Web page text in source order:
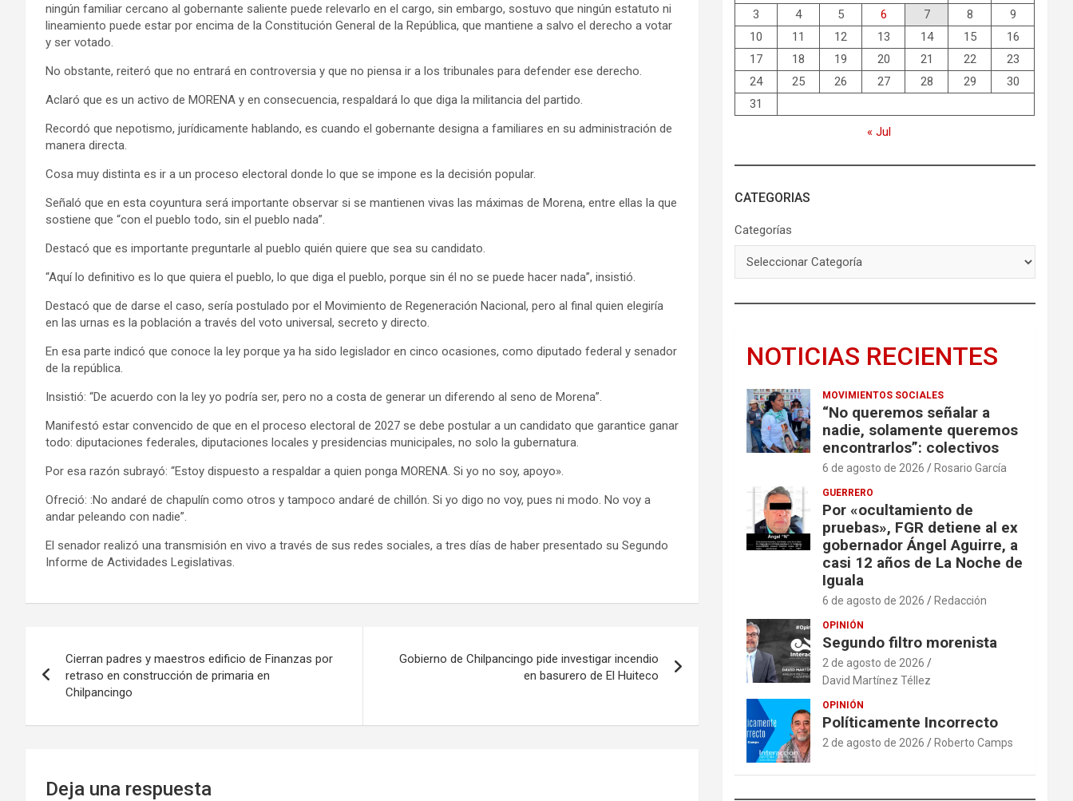
ningún familiar cercano al gobernante saliente puede relevarlo en el cargo, sin embargo, sostuvo que ningún estatuto ni
lineamiento puede estar por encima de la Constitución General de la República, que mantiene a salvo el derecho a votar
y ser votado.
No obstante, reiteró que no entrará en controversia y que no piensa ir a los tribunales para defender ese derecho.
Aclaró que es un activo de MORENA y en consecuencia, respaldará lo que diga la militancia del partido.
Recordó que nepotismo, jurídicamente hablando, es cuando el gobernante designa a familiares en su administración de
manera directa.
Cosa muy distinta es ir a un proceso electoral donde lo que se impone es la decisión popular.
Señaló que en esta coyuntura será importante observar si se mantienen vivas las máximas de Morena, entre ellas la que
sostiene que “con el pueblo todo, sin el pueblo nada”.
Destacó que es importante preguntarle al pueblo quién quiere que sea su candidato.
“Aquí lo definitivo es lo que quiera el pueblo, lo que diga el pueblo, porque sin él no se puede hacer nada”, insistió.
Destacó que de darse el caso, sería postulado por el Movimiento de Regeneración Nacional, pero al final quien elegiría
en las urnas es la población a través del voto universal, secreto y directo.
En esa parte indicó que conoce la ley porque ya ha sido legislador en cinco ocasiones, como diputado federal y senador
de la república.
Insistió: “De acuerdo con la ley yo podría ser, pero no a costa de generar un diferendo al seno de Morena”.
Manifestó estar convencido de que en el proceso electoral de 2027 se debe postular a un candidato que garantice ganar
todo: diputaciones federales, diputaciones locales y presidencias municipales, no solo la gubernatura.
Por esa razón subrayó: “Estoy dispuesto a respaldar a quien ponga MORENA. Si yo no soy, apoyo».
Ofreció: :No andaré de chapulín como otros y tampoco andaré de chillón. Si yo digo no voy, pues ni modo. No voy a
andar peleando con nadie”.
El senador realizó una transmisión en vivo a través de sus redes sociales, a tres días de haber presentado su Segundo
Informe de Actividades Legislativas.
de
entradas
Cierran padres y maestros edificio de Finanzas por
retraso en construcción de primaria en
Chilpancingo
Gobierno de Chilpancingo pide investigar incendio
en basurero de El Huiteco
Deja una respuesta
3
4 5 6 7 8
9
10
11 12 13 14 15
16
17
18 19 20 21 22
23
24
25 26 27 28 29
30
31
« Jul
CATEGORIAS
Categorías
NOTICIAS RECIENTES
MOVIMIENTOS SOCIALES
“No queremos señalar a
nadie, solamente queremos
encontrarlos”: colectivos
6 de agosto de 2026 Rosario García
GUERRERO
Por «ocultamiento de
pruebas», FGR detiene al ex
gobernador Ángel Aguirre, a
casi 12 años de La Noche de
Iguala
6 de agosto de 2026 Redacción
OPINIÓN
Segundo filtro morenista
2 de agosto de 2026
David Martínez Téllez
OPINIÓN
Políticamente Incorrecto
2 de agosto de 2026 Roberto Camps